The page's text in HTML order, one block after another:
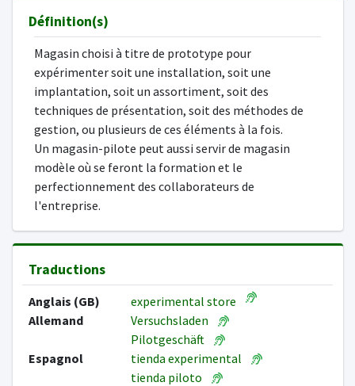
Définition(s)
Magasin choisi à titre de prototype pour
expérimenter soit une installation, soit une
implantation, soit un assortiment, soit des
techniques de présentation, soit des méthodes de
gestion, ou plusieurs de ces éléments à la fois.
Un magasin-pilote peut aussi servir de magasin
modèle où se feront la formation et le
perfectionnement des collaborateurs de
l'entreprise.
Traductions
Anglais (GB)
experimental store
Allemand
Versuchsladen
Pilotgeschäft
Espagnol
tienda experimental
tienda piloto